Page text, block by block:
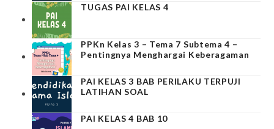
TUGAS PAI KELAS 4
PPKn Kelas 3 – Tema 7 Subtema 4 –
Pentingnya Menghargai Keberagaman
PAI KELAS 3 BAB PERILAKU TERPUJI
LATIHAN SOAL
PAI KELAS 4 BAB 10